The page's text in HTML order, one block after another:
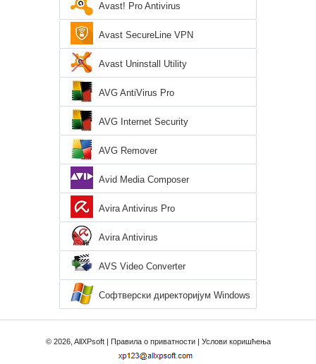
Avast! Pro Antivirus
Avast SecureLine VPN
Avast Uninstall Utility
AVG AntiVirus Pro
AVG Internet Security
AVG Remover
Avid Media Composer
Avira Antivirus Pro
Avira Antivirus
AVS Video Converter
Софтверски директоријум Windows
XP
© 2026, AllXPsoft | Правила о приватности| Услови коришћења